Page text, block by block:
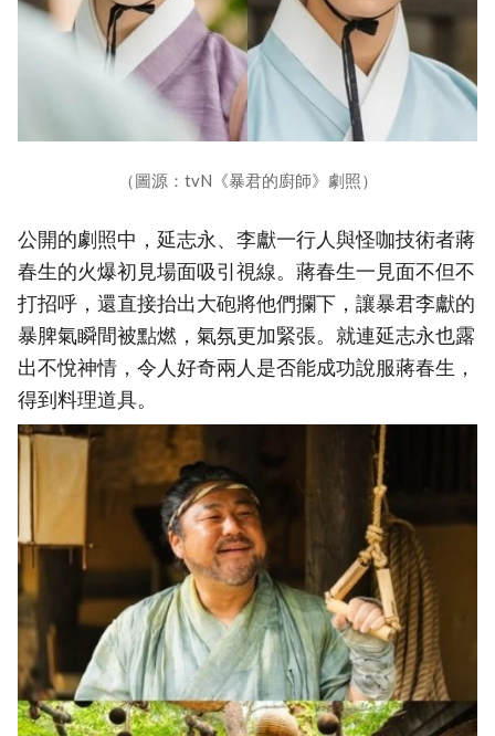
（圖源：tvN《暴君的廚師》劇照）
公開的劇照中，延志永、李獻一行人與怪咖技術者蔣
春生的火爆初見場面吸引視線。蔣春生一見面不但不
打招呼，還直接抬出大砲將他們攔下，讓暴君李獻的
暴脾氣瞬間被點燃，氣氛更加緊張。就連延志永也露
出不悅神情，令人好奇兩人是否能成功說服蔣春生，
得到料理道具。